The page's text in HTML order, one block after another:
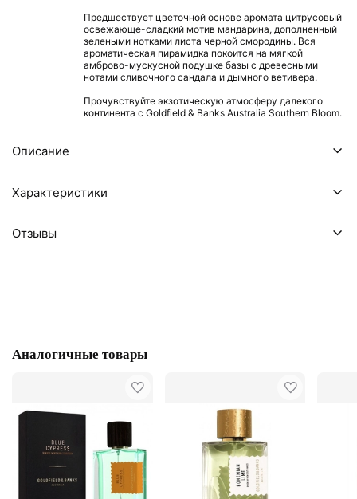
Предшествует цветочной основе аромата цитрусовый
освежающе-сладкий мотив мандарина, дополненный
зелеными нотками листа черной смородины. Вся
ароматическая пирамидка покоится на мягкой
амброво-мускусной подушке базы с древесными
нотами сливочного сандала и дымного ветивера.
Прочувствуйте экзотическую атмосферу далекого
континента с Goldfield & Banks Australia Southern Bloom.
Описание
Характеристики
Отзывы
Аналогичные товары